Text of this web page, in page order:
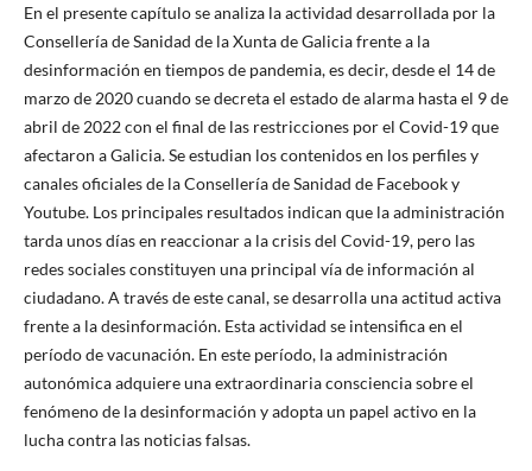
En el presente capítulo se analiza la actividad desarrollada por la
Consellería de Sanidad de la Xunta de Galicia frente a la
desinformación en tiempos de pandemia, es decir, desde el 14 de
marzo de 2020 cuando se decreta el estado de alarma hasta el 9 de
abril de 2022 con el final de las restricciones por el Covid-19 que
afectaron a Galicia. Se estudian los contenidos en los perfiles y
canales oficiales de la Consellería de Sanidad de Facebook y
Youtube. Los principales resultados indican que la administración
tarda unos días en reaccionar a la crisis del Covid-19, pero las
redes sociales constituyen una principal vía de información al
ciudadano. A través de este canal, se desarrolla una actitud activa
frente a la desinformación. Esta actividad se intensifica en el
período de vacunación. En este período, la administración
autonómica adquiere una extraordinaria consciencia sobre el
fenómeno de la desinformación y adopta un papel activo en la
lucha contra las noticias falsas.